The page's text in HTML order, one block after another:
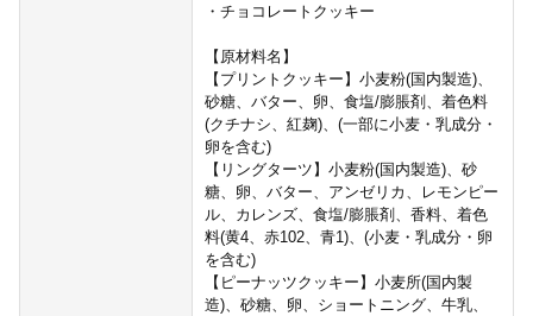
・チョコレートクッキー
【原材料名】
【プリントクッキー】小麦粉(国内製造)、
砂糖、バター、卵、食塩/膨脹剤、着色料
(クチナシ、紅麹)、(一部に小麦・乳成分・
卵を含む)
【リングターツ】小麦粉(国内製造)、砂
糖、卵、バター、アンゼリカ、レモンピー
ル、カレンズ、食塩/膨脹剤、香料、着色
料(黄4、赤102、青1)、(小麦・乳成分・卵
を含む)
【ピーナッツクッキー】小麦所(国内製
造)、砂糖、卵、ショートニング、牛乳、